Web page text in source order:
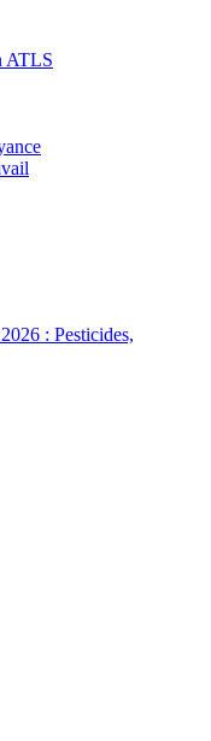
ATLS
: Pesticides,